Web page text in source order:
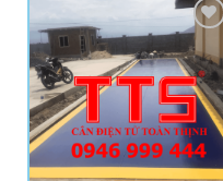
Add to
Wishlist